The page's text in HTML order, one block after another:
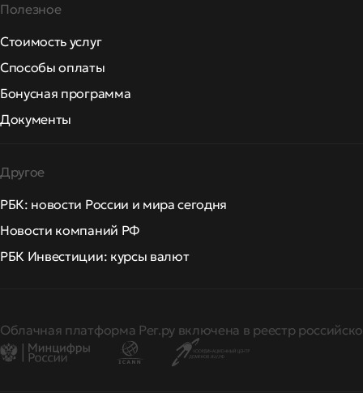
Полезное
Стоимость услуг
Способы оплаты
Бонусная программа
Документы
Другое
РБК: новости России и мира сегодня
Новости компаний РФ
РБК Инвестиции: курсы валют
Облачная платформа Рег.ру включена в реестр